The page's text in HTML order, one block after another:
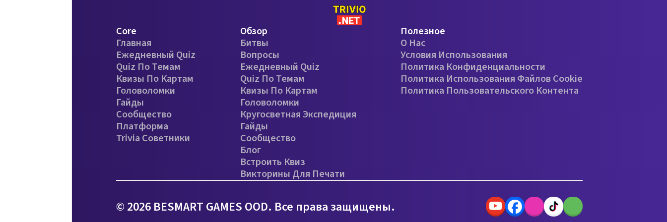
Core
Главная
Ежедневный Quiz
Quiz По Темам
Квизы По Картам
Головоломки
Гайды
Сообщество
Платформа
Trivia Советники
Обзор
Битвы
Вопросы
Ежедневный Quiz
Quiz По Темам
Квизы По Картам
Головоломки
Кругосветная Экспедиция
Гайды
Сообщество
Блог
Встроить Квиз
Викторины Для Печати
Полезное
О Нас
Условия Использования
Политика Конфиденциальности
Политика Использования Файлов Cookie
Политика Пользовательского Контента
© 2026 BESMART GAMES OOD. Все права защищены.